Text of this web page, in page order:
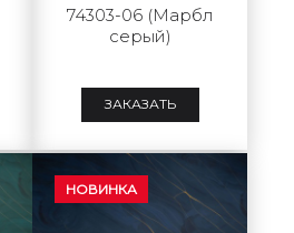
74303-06 (Марбл
серый)
ЗАКАЗАТЬ
НОВИНКА